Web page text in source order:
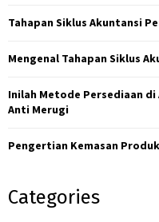
rTahapan Siklus Akuntansi
Mengenal Tahapan Siklus
Inilah Metode Persediaan
Anti Merugi
Pengertian Kemasan
Categories